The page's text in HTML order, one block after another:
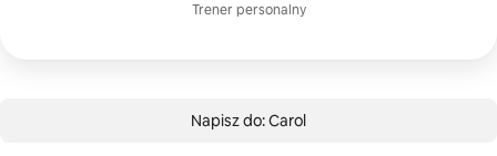
Trener personalny
Napisz do: Carol